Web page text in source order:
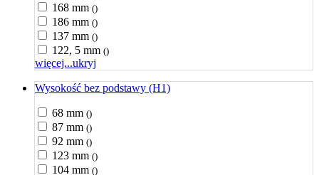
168 mm ()
186 mm ()
137 mm ()
122, 5 mm ()
więcej...ukryj
Wysokość bez podstawy (H1)
68 mm ()
87 mm ()
92 mm ()
123 mm ()
104 mm ()